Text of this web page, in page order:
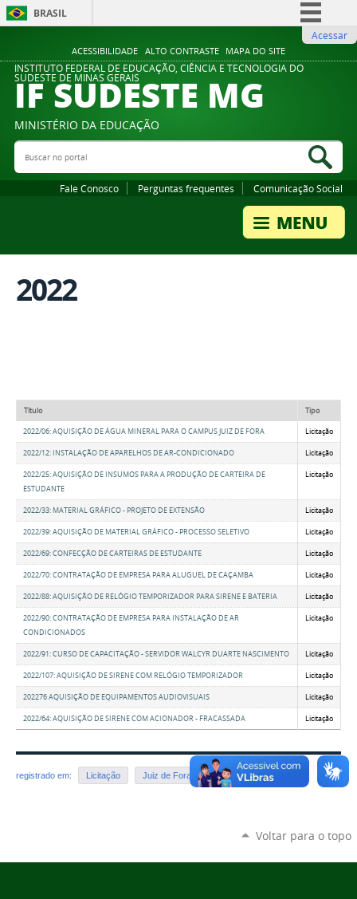
ACESSIBILIDADE ALTO CONTRASTE MAPA DO SITE
BRASIL
Comunica BR
Participe
Legislação
Acessar
INSTITUTO FEDERAL DE EDUCAÇÃO, CIÊNCIA E TECNOLOGIA DO
SUDESTE DE MINAS GERAIS
IF SUDESTE MG
MINISTÉRIO DA EDUCAÇÃO
Buscar no portal
Fale Conosco Perguntas frequentes Comunicação Social
2022
Título Tipo
2022/06: AQUISIÇÃO DE ÁGUA MINERAL PARA O CAMPUS JUIZ DE FORA Licitação
2022/12: INSTALAÇÃO DE APARELHOS DE AR-CONDICIONADO Licitação
2022/25: AQUISIÇÃO DE INSUMOS PARA A PRODUÇÃO DE CARTEIRA DE
ESTUDANTE
Licitação
2022/33: MATERIAL GRÁFICO - PROJETO DE EXTENSÃO Licitação
2022/39: AQUISIÇÃO DE MATERIAL GRÁFICO - PROCESSO SELETIVO Licitação
2022/69: CONFECÇÃO DE CARTEIRAS DE ESTUDANTE Licitação
2022/70: CONTRATAÇÃO DE EMPRESA PARA ALUGUEL DE CAÇAMBA Licitação
2022/88: AQUISIÇÃO DE RELÓGIO TEMPORIZADOR PARA SIRENE E BATERIA Licitação
2022/90: CONTRATAÇÃO DE EMPRESA PARA INSTALAÇÃO DE AR
CONDICIONADOS
Licitação
2022/91: CURSO DE CAPACITAÇÃO - SERVIDOR WALCYR DUARTE NASCIMENTO Licitação
2022/107: AQUISIÇÃO DE SIRENE COM RELÓGIO TEMPORIZADOR Licitação
202276 AQUISIÇÃO DE EQUIPAMENTOS AUDIOVISUAIS Licitação
2022/64: AQUISIÇÃO DE SIRENE COM ACIONADOR - FRACASSADA Licitação
registrado em: Licitação Juiz de Fora Dispensa
Voltar para o topo